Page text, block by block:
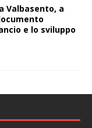
Valbasento, a
e lo sviluppo